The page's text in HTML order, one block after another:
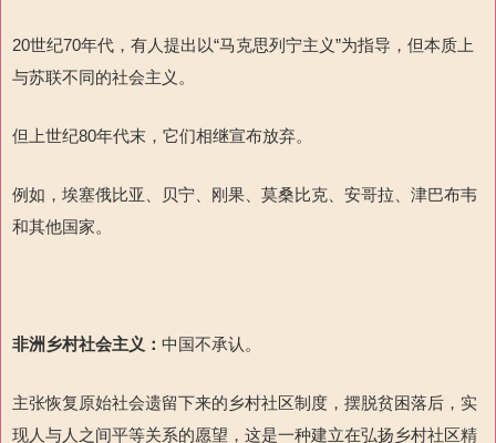
20世纪70年代，有人提出以“马克思列宁主义”为指导，但本质上
与苏联不同的社会主义。
但上世纪80年代末，它们相继宣布放弃。
例如，埃塞俄比亚、贝宁、刚果、莫桑比克、安哥拉、津巴布韦
和其他国家。
非洲乡村社会主义： 中国不承认。
主张恢复原始社会遗留下来的乡村社区制度，摆脱贫困落后，实
现人与人之间平等关系的愿望，这是一种建立在弘扬乡村社区精